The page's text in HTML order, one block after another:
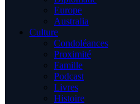
Europe
Australia
Culture
Condoléances
Proximité
Famille
Podcast
Livres
Histoire